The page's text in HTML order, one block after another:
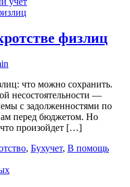
физлиц
что можно сохранить.
несостоятельности —
с задолженностями по
перед бюджетом. Но
произойдет […]
, Бухучет, В помощь